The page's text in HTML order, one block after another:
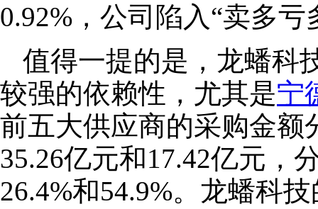
0.92%，公司陷入“卖多亏
值得一提的是，龙蟠科
较强的依赖性，尤其是宁
前五大供应商的采购金额
35.26亿元和17.42亿元，
26.4%和54.9%。龙蟠科